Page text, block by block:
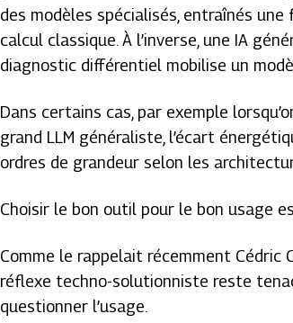
des modèles spécialisés, entraînés
calcul classique. À l’inverse, une IA
diagnostic différentiel mobilise un
Dans certains cas, par exemple
grand LLM généraliste, l’écart
ordres de grandeur selon les
Choisir le bon outil pour le bon usage
Comme le rappelait récemment Cédric
réflexe techno-solutionniste reste
questionner l’usage.